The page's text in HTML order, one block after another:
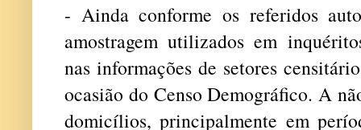
- Ainda conforme os referidos
amostragem utilizados em
nas informações de setores
ocasião do Censo Demográfico. A
domicílios, principalmente em